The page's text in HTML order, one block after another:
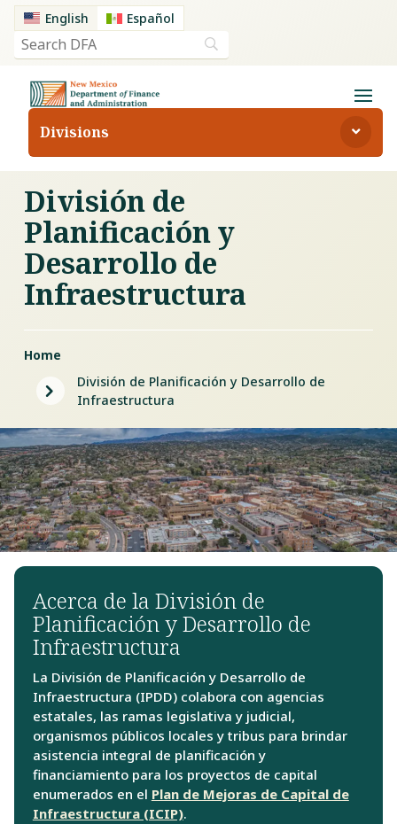
English Español
Divisions
División de
Planificación y
Desarrollo de
Infraestructura
Home
5
División de Planificación y Desarrollo de
Infraestructura
Acerca de la División de
Planificación y Desarrollo de
Infraestructura
La División de Planificación y Desarrollo de
Infraestructura (IPDD) colabora con agencias
estatales, las ramas legislativa y judicial,
organismos públicos locales y tribus para brindar
asistencia integral de planificación y
financiamiento para los proyectos de capital
enumerados en el Plan de Mejoras de Capital de
Infraestructura (ICIP).